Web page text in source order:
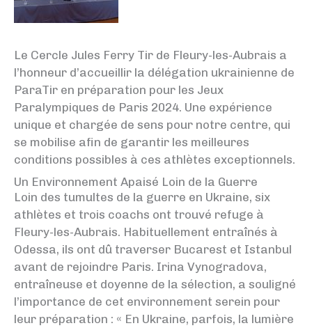
Le Cercle Jules Ferry Tir de Fleury-les-Aubrais a
l’honneur d’accueillir la délégation ukrainienne de
ParaTir en préparation pour les Jeux
Paralympiques de Paris 2024. Une expérience
unique et chargée de sens pour notre centre, qui
se mobilise afin de garantir les meilleures
conditions possibles à ces athlètes exceptionnels.
Un Environnement Apaisé Loin de la Guerre
Loin des tumultes de la guerre en Ukraine, six
athlètes et trois coachs ont trouvé refuge à
Fleury-les-Aubrais. Habituellement entraînés à
Odessa, ils ont dû traverser Bucarest et Istanbul
avant de rejoindre Paris. Irina Vynogradova,
entraîneuse et doyenne de la sélection, a souligné
l’importance de cet environnement serein pour
leur préparation : « En Ukraine, parfois, la lumière